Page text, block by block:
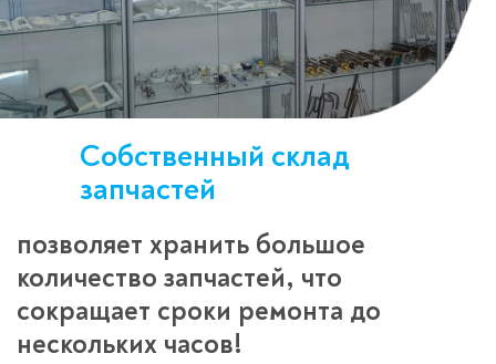
Собственный склад
запчастей
позволяет хранить большое
количество запчастей, что
сокращает сроки ремонта до
нескольких часов!